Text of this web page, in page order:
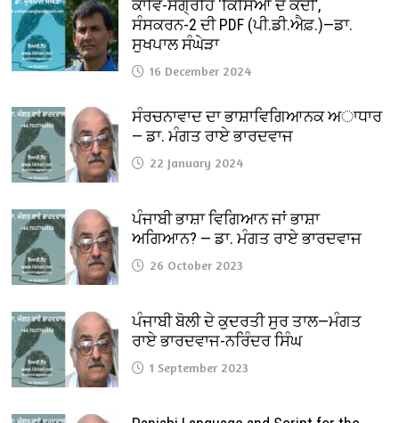
ਕਾਵਿ-ਸੰਗ੍ਰਹਿ ‘ਕਿੱਸਿਆਂ ਦੇ ਕੈਦੀ’,
ਸੰਸਕਰਨ-2 ਦੀ PDF (ਪੀ.ਡੀ.ਐਫ਼.)—ਡਾ.
ਸੁਖਪਾਲ ਸੰਘੇੜਾ
16 December 2024
ਸੰਰਚਨਾਵਾਦ ਦਾ ਭਾਸ਼ਾਵਿਗਿਆਨਕ ਅਾਧਾਰ
— ਡਾ. ਮੰਗਤ ਰਾਏ ਭਾਰਦਵਾਜ
22 January 2024
ਪੰਜਾਬੀ ਭਾਸ਼ਾ ਵਿਗਿਆਨ ਜਾਂ ਭਾਸ਼ਾ
ਅਗਿਆਨ? — ਡਾ. ਮੰਗਤ ਰਾਏ ਭਾਰਦਵਾਜ
26 October 2023
ਪੰਜਾਬੀ ਬੋਲੀ ਦੇ ਕੁਦਰਤੀ ਸੁਰ ਤਾਲ—ਮੰਗਤ
ਰਾਏ ਭਾਰਦਵਾਜ-ਨਰਿੰਦਰ ਸਿੰਘ
1 September 2023